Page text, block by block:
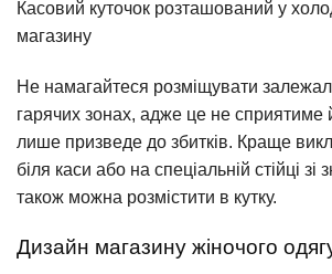
Касовий куточок розташований у
магазину
Не намагайтеся розміщувати
гарячих зонах, адже це не сприятиме
лише призведе до збитків. Краще
біля каси або на спеціальній стійці зі
також можна розмістити в кутку.
Дизайн магазину жіночого